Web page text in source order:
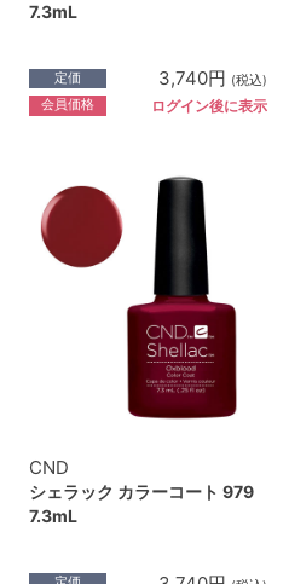
7.3mL
定価 3,740円 (税込)
会員価格 ログイン後に表示
CND
シェラック カラーコート 979
7.3mL